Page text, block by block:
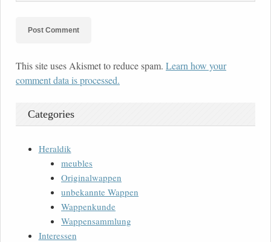
This site uses Akismet to reduce spam. Learn how your
comment data is processed.
Categories
Heraldik
meubles
Originalwappen
unbekannte Wappen
Wappenkunde
Wappensammlung
Interessen